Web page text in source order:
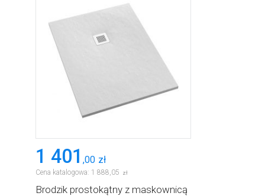
1 401 ,00 zł
Cena katalogowa: 1 888 05 zł
Brodzik prostokątny z maskownicą